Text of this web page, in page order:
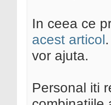
In ceea ce
acest articol
vor ajuta.
Personal iti